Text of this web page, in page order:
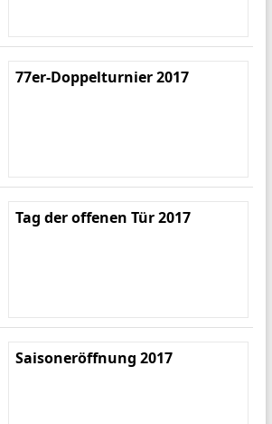
77er-Doppelturnier 2017
Tag der offenen Tür 2017
Saisoneröffnung 2017